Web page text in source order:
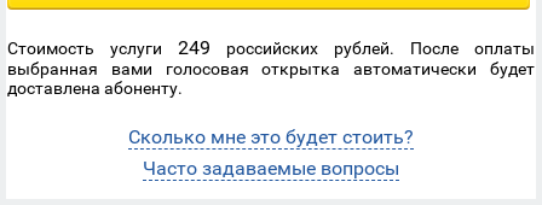
Стоимость услуги 249 российских рублей. После оплаты
выбранная вами голосовая открытка автоматически будет
доставлена абоненту.
Сколько мне это будет стоить?
Часто задаваемые вопросы